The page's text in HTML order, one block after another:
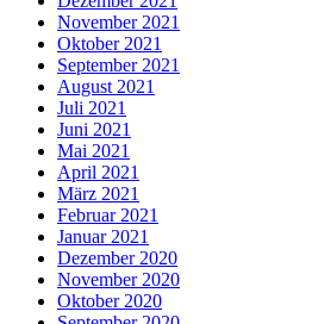
November 2021
Oktober 2021
September 2021
August 2021
Juli 2021
Juni 2021
Mai 2021
April 2021
März 2021
Februar 2021
Januar 2021
Dezember 2020
November 2020
Oktober 2020